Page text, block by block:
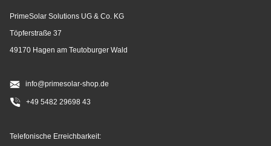
PrimeSolar Solutions UG & Co. KG
Töpferstraße 37
49170 Hagen am Teutoburger Wald
info@primesolar-shop.de
+49 5482 29698 43
Telefonische Erreichbarkeit: